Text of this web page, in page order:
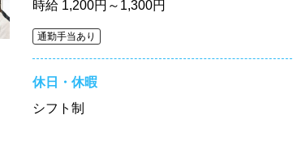
時給 1,200円～1,300円
通勤手当あり
休日・休暇
シフト制